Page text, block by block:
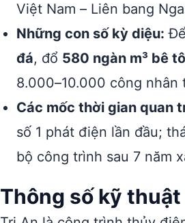
Việt Nam – Liên bang
Những con số kỳ diệu:
đá, đổ 580 ngàn m³ bê
8.000–10.000 công nhân
Các mốc thời gian quan
số 1 phát điện lần đầu;
bộ công trình sau 7 năm
Thông số kỹ